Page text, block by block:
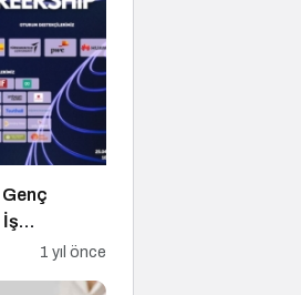
İş
1 yıl önce